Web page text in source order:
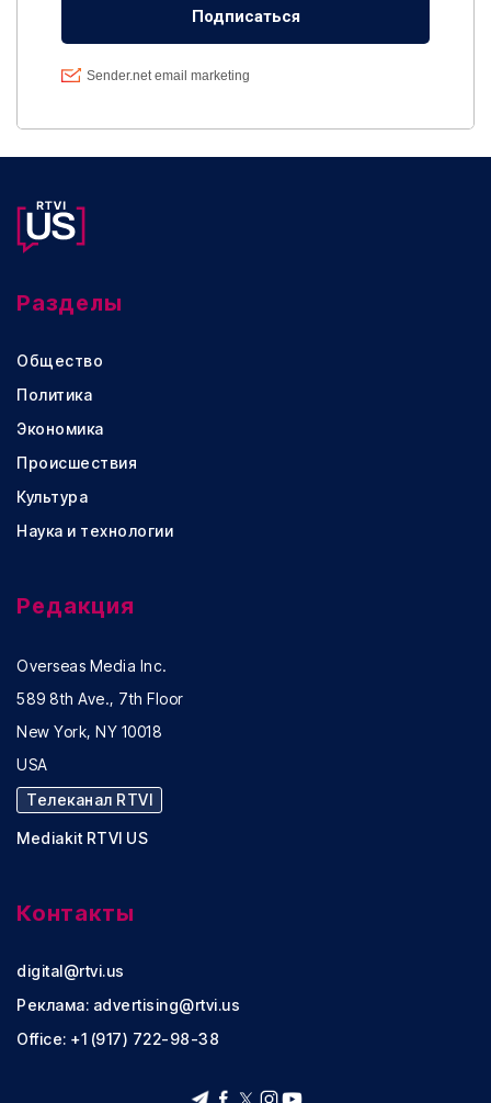
Разделы
Общество
Политика
Экономика
Происшествия
Культура
Наука и технологии
Редакция
Overseas Media Inc.
589 8th Ave., 7th Floor
New York, NY 10018
USA
Телеканал RTVI
Mediakit RTVI US
Контакты
digital@rtvi.us
Реклама: advertising@rtvi.us
Office: +1 (917) 722-98-38